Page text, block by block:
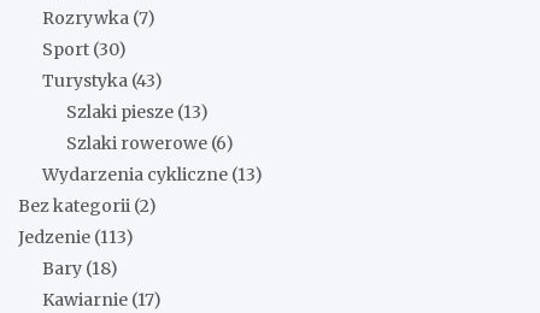
Rozrywka (7)
Sport (30)
Turystyka (43)
Szlaki piesze (13)
Szlaki rowerowe (6)
Wydarzenia cykliczne (13)
Bez kategorii (2)
Jedzenie (113)
Bary (18)
Kawiarnie (17)